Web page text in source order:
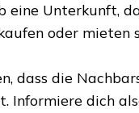
eine Unterkunft,
oder
dass die
Informiere dich